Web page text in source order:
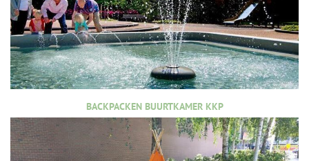
BACKPACKEN BUURTKAMER KKP